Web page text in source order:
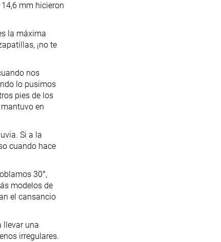
mm hicieron
la máxima
¡no te
nos
lo pusimos
pies de los
en
Si a la
cuando hace
30°,
modelos de
el cansancio
llevar una
irregulares.